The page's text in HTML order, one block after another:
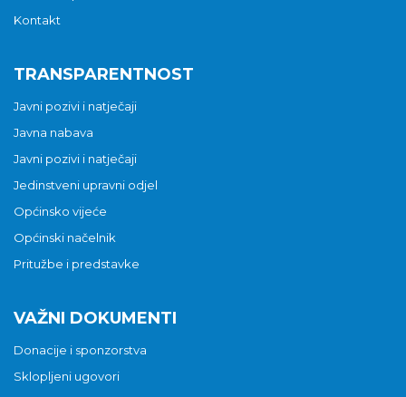
Kontakt
TRANSPARENTNOST
Javni pozivi i natječaji
Javna nabava
Javni pozivi i natječaji
Jedinstveni upravni odjel
Općinsko vijeće
Općinski načelnik
Pritužbe i predstavke
VAŽNI DOKUMENTI
Donacije i sponzorstva
Sklopljeni ugovori